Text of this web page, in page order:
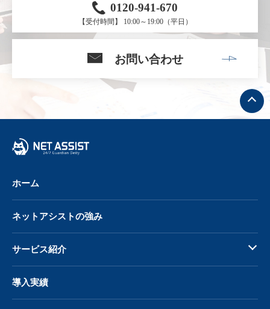
0120-941-670
【受付時間】 10:00～19:00（平日）
お問い合わせ
ト
ッ
プ
へ
ホーム
ネットアシストの強み
サービス紹介
導入実績